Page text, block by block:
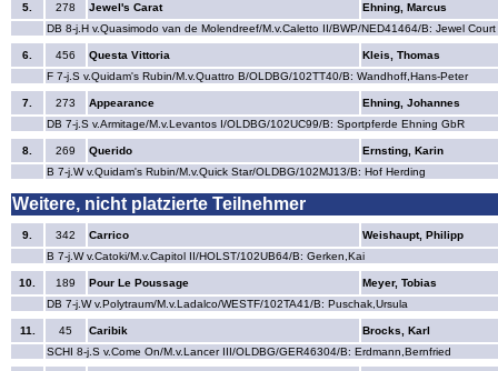
5. 278 Jewel's Carat
Ehning, Marcus
DB 8-j.H v.Quasimodo van de Molendreef/M.v.Caletto II/BWP/NED41464/B: Jewel Court
6. 456 Questa Vittoria
Kleis, Thomas
F 7-j.S v.Quidam's Rubin/M.v.Quattro B/OLDBG/102TT40/B: Wandhoff,Hans-Peter
7. 273 Appearance
Ehning, Johannes
DB 7-j.S v.Armitage/M.v.Levantos I/OLDBG/102UC99/B: Sportpferde Ehning GbR
8. 269 Querido
Ernsting, Karin
B 7-j.W v.Quidam's Rubin/M.v.Quick Star/OLDBG/102MJ13/B: Hof Herding
Weitere, nicht platzierte Teilnehmer
9. 342 Carrico
Weishaupt, Philipp
B 7-j.W v.Catoki/M.v.Capitol II/HOLST/102UB64/B: Gerken,Kai
10. 189 Pour Le Poussage
Meyer, Tobias
DB 7-j.W v.Polytraum/M.v.Ladalco/WESTF/102TA41/B: Puschak,Ursula
11. 45 Caribik
Brocks, Karl
SCHI 8-j.S v.Come On/M.v.Lancer III/OLDBG/GER46304/B: Erdmann,Bernfried